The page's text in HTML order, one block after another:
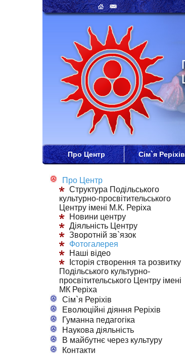
Про Центр Сім`я Реріхів
Про Центр
Структура Подільського
культурно-просвітительського
Центру імені М.К. Реріха
Новини центру
Діяльність Центру
Зворотній зв`язок
Фотогалерея
Наші відео
Історія створення та розвитку
Подільського культурно-
просвітительського Центру імені
МК Реріха
Сім`я Реріхів
Еволюційні діяння Реріхів
Гуманна педагогіка
Наукова діяльність
В майбутнє через культуру
Контакти